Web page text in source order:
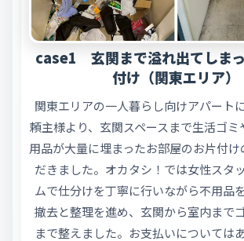
case1 玄関まで溢れ出てしま
付け（関東エリア）
関東エリアの一人暮らし向けアパート
頼主様より、玄関スペースまで生活ゴミ
用品が大量に埋まったお部屋のお片付
だきました。オカタシ！では女性スタ
ムで仕分けを丁寧に行いながら不用品
撤去と整理を進め、玄関から室内まで
まで整えました。お支払いについては